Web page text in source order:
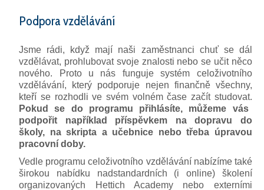
Podpora vzdělávání
Jsme rádi, když mají naši zaměstnanci chuť se dál
vzdělávat, prohlubovat svoje znalosti nebo se učit něco
nového. Proto u nás funguje systém celoživotního
vzdělávání, který podporuje nejen finančně všechny,
kteří se rozhodli ve svém volném čase začít studovat.
Pokud se do programu přihlásíte, můžeme vás
podpořit například příspěvkem na dopravu do
školy, na skripta a učebnice nebo třeba úpravou
pracovní doby.
Vedle programu celoživotního vzdělávání nabízíme také
širokou nabídku nadstandardních (i online) školení
organizovaných Hettich Academy nebo externími